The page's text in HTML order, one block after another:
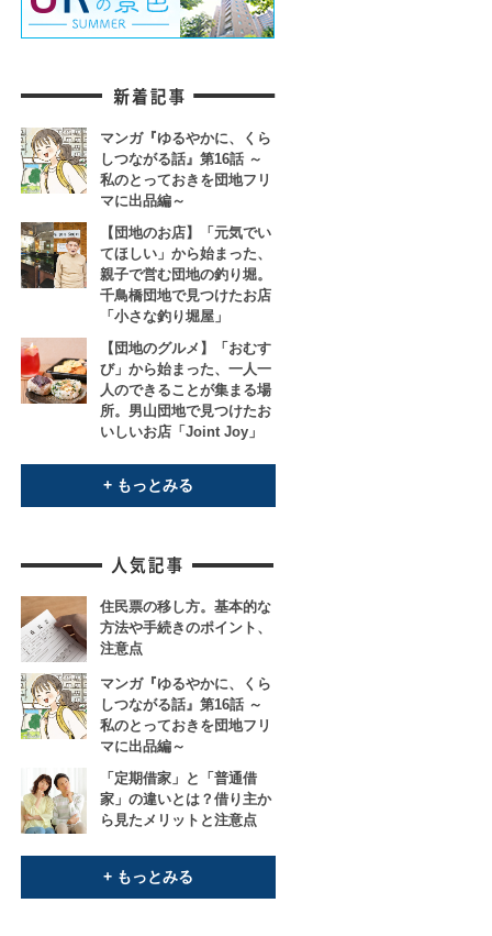
マンガ『ゆるやかに、くら
しつながる話』第16話 ～
私のとっておきを団地フリ
マに出品編～
【団地のお店】「元気でい
てほしい」から始まった、
親子で営む団地の釣り堀。
千鳥橋団地で見つけたお店
「小さな釣り堀屋」
【団地のグルメ】「おむす
び」から始まった、一人一
人のできることが集まる場
所。男山団地で見つけたお
いしいお店「Joint Joy」
+ もっとみる
住民票の移し方。基本的な
方法や手続きのポイント、
注意点
マンガ『ゆるやかに、くら
しつながる話』第16話 ～
私のとっておきを団地フリ
マに出品編～
「定期借家」と「普通借
家」の違いとは？借り主か
ら見たメリットと注意点
+ もっとみる